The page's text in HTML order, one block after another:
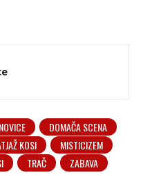
DOMAČA SCENA
KOSI
MISTICIZEM
TRAČ ZABAVA